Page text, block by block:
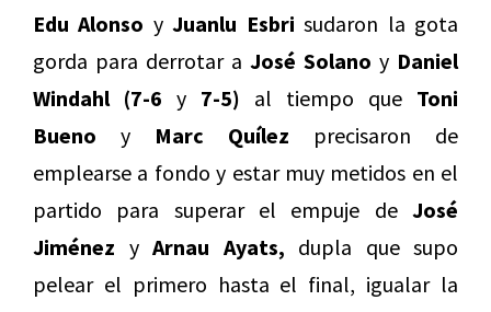
Edu Alonso yJuanlu Esbri sudaron la gota
gorda para derrotar a José Solano y Daniel
Windahl (7-6 y 7-5) al tiempo que Toni
Bueno y Marc Quílez precisaron de
emplearse a fondo y estar muy metidos en el
partido para superar el empuje de José
Jiménez y Arnau Ayats, dupla que supo
pelear el primero hasta el final, igualar la